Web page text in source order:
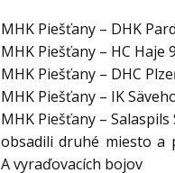
MHK Piešťany – DHK
MHK Piešťany – HC Haje
MHK Piešťany – DHC
MHK Piešťany – IK
MHK Piešťany – Salaspils
obsadili druhé miesto a
A vyraďovacích bojov